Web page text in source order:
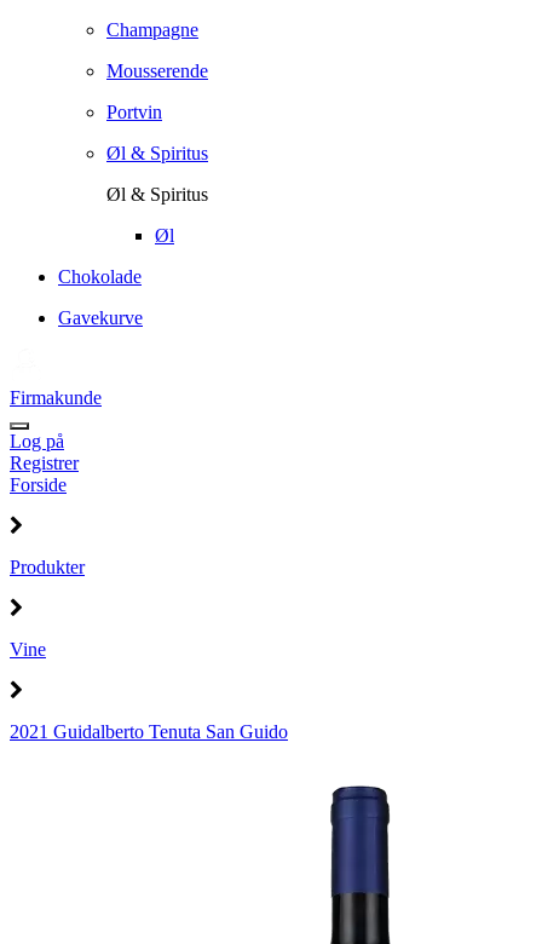
Champagne
Mousserende
Portvin
Øl & Spiritus
Øl & Spiritus
Øl
Chokolade
Gavekurve
Firmakunde
Log på
Registrer
Forside
Produkter
Vine
2021 Guidalberto Tenuta San Guido